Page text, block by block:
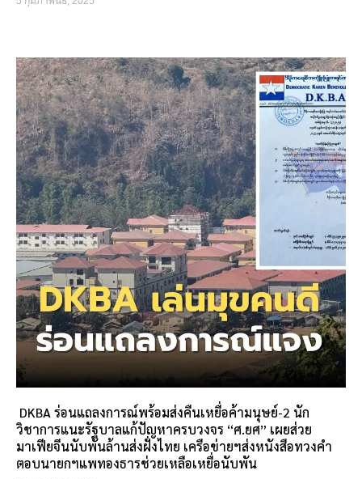
DKBA ร่อนแถลงการณ์พร้อมส่งคืนเหยื่อค้ามนุษย์-2 นัก
วิชาการแนะรัฐบาลแก้ปัญหาครบวงจร “ศ.ยศ” เผยส่วย
มาเฟียจีนนับพันล้านส่งฝั่งไทย เครือข่ายฯส่งหนังสือทวงคำ
ตอบนายกฯแพทองธารช่วยเหลือเหยื่อนับพัน